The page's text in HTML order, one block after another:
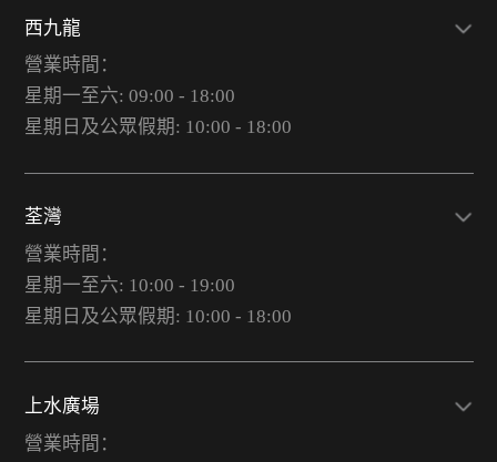
西九龍
營業時間：
星期一至六: 09:00 - 18:00
星期日及公眾假期: 10:00 - 18:00
荃灣
營業時間：
星期一至六: 10:00 - 19:00
星期日及公眾假期: 10:00 - 18:00
上水廣場
營業時間：